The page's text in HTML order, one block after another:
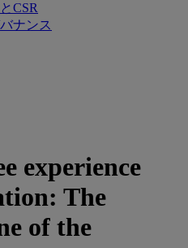
CSR
ナンス
experience
The
of the